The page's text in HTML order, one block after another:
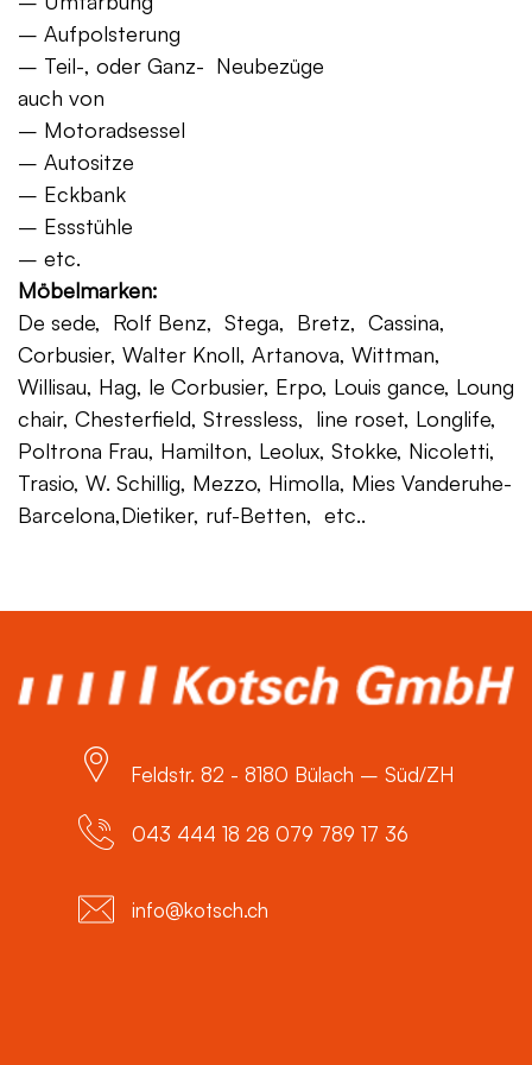
– Aufpolsterung
– Teil-, oder Ganz- Neubezüge
auch von
– Motoradsessel
– Autositze
– Eckbank
– Essstühle
– etc.
Möbelmarken:
De sede, Rolf Benz, Stega, Bretz, Cassina,
Corbusier, Walter Knoll, Artanova, Wittman,
Willisau, Hag, le Corbusier, Erpo, Louis gance, Loung
chair, Chesterfield, Stressless, line roset, Longlife,
Poltrona Frau, Hamilton, Leolux, Stokke, Nicoletti,
Trasio, W. Schillig, Mezzo, Himolla, Mies Vanderuhe-
Barcelona,Dietiker, ruf-Betten, etc..
Feldstr. 82 - 8180 Bülach – Süd/ZH
043 444 18 28 079 789 17 36
info@kotsch.ch